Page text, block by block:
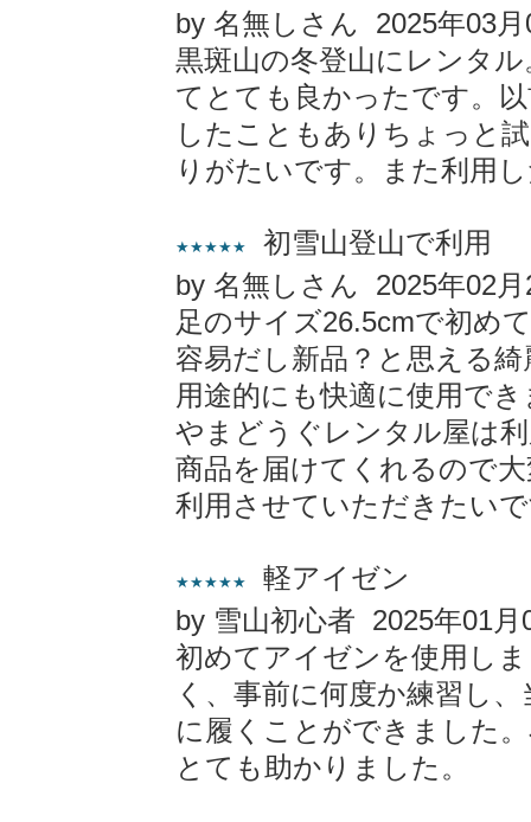
by 名無しさん 2025年03月
黒斑山の冬登山にレンタ
てとても良かったです。
したこともありちょっと
りがたいです。また利用
★★★★★
初雪山登山で利用
by 名無しさん 2025年02月
足のサイズ26.5cmで初め
容易だし新品？と思える
用途的にも快適に使用で
やまどうぐレンタル屋は
商品を届けてくれるので
利用させていただきたい
★★★★★
軽アイゼン
by 雪山初心者 2025年01月
初めてアイゼンを使用し
く、事前に何度か練習し
に履くことができました
とても助かりました。